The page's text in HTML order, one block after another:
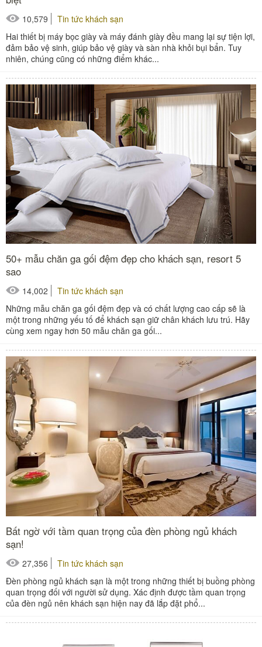
10,579
Tin tức khách sạn
Hai thiết bị máy bọc giày và máy đánh giày đều mang lại sự tiện lợi,
đảm bảo vệ sinh, giúp bảo vệ giày và sàn nhà khỏi bụi bẩn. Tuy
nhiên, chúng cũng có những điểm khác...
50+ mẫu chăn ga gối đệm đẹp cho khách sạn, resort 5
sao
14,002
Tin tức khách sạn
Những mẫu chăn ga gối đệm đẹp và có chất lượng cao cấp sẽ là
một trong những yếu tố để khách sạn giữ chân khách lưu trú. Hãy
cùng xem ngay hơn 50 mẫu chăn ga gối...
Bất ngờ với tầm quan trọng của đèn phòng ngủ khách
sạn!
27,356
Tin tức khách sạn
Đèn phòng ngủ khách sạn là một trong những thiết bị buồng phòng
quan trọng đối với người sử dụng. Xác định được tầm quan trọng
của đèn ngủ nên khách sạn hiện nay đã lắp đặt phổ...